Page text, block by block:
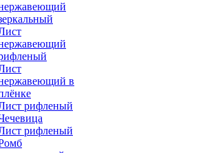
в
рифленый
рифленый